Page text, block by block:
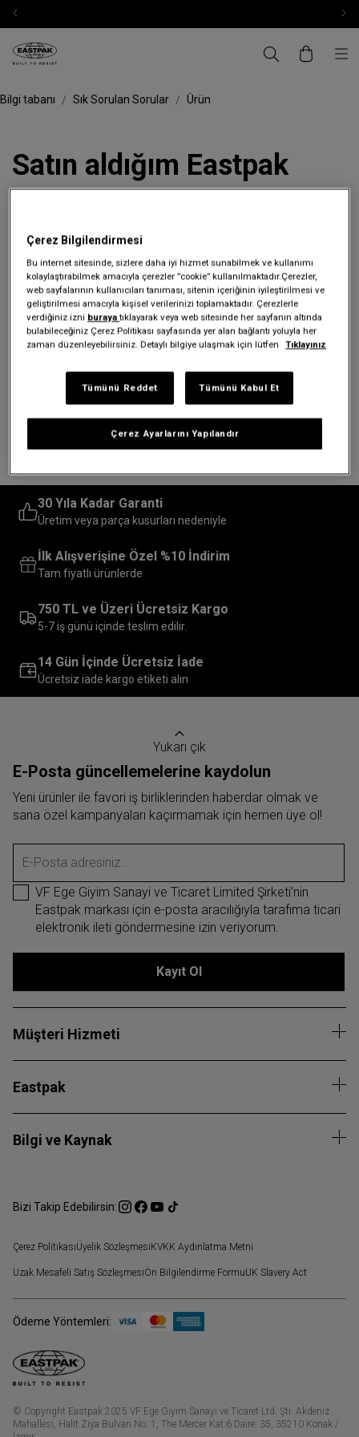
Bilgi tabanı Sık Sorulan Sorular Ürün
Satın aldığım Eastpak
olduğunu nasıl
anlayabilirim?
Eastpak ürünlerinin orijinalliğini garanti altına almak için
alışverişlerinizi yalnızca markanın resmî web sitesi
Eastpak’in Türkiye’deki yetkili satış platformudur
garantiile birlikte, markanın sunduğuorijinal müşteri
hizmetlerikapsamında satılmaktadır.
Garanti sayfasına ulaşmak ve garanti detaylarını görüntülemek
30 Yıla Kadar Garanti
Üretim veya parça kusurları nedeniyle
İlk Alışverişine Özel %10 İndirim
Tam fiyatlı ürünlerde
750 TL ve Üzeri Ücretsiz Kargo
5-7 iş günü içinde teslim edilir.
14 Gün İçinde Ücretsiz İade
Ücretsiz iade kargo etiketi alın
Yukarı çık
E-Posta güncellemelerine kaydolun
Yeni ürünler ile favori iş birliklerinden haberdar olmak ve
sana özel kampanyaları kaçırmamak için hemen üye ol!
E-Posta adresiniz...
VF Ege Giyim Sanayi ve Ticaret Limited Şirketi’nin
Eastpak markası için e-posta aracılığıyla tarafıma ticari
elektronik ileti göndermesine izin veriyorum.
Kayıt Ol
Müşteri Hizmeti
Eastpak
Bilgi ve Kaynak
Bizi Takip Edebilirsin:
Çerez PolitikasıÜyelik SözleşmesiKVKK Aydınlatma Metni
Uzak Mesafeli Satış SözleşmesiÖn Bilgilendirme FormuUK Slavery Act
Ödeme Yöntemleri:
© Copyright Eastpak 2025 VF Ege Giyim Sanayi ve Ticaret Ltd. Şti. Akdeniz
Mahallesi, Halit Ziya Bulvarı No: 1, The Mercer Kat:6 Daire: 35, 35210 Konak /
Çerez Bilgilendirmesi
Bu internet sitesinde, sizlere daha iyi hizmet sunabilmek ve kullanımı
kolaylaştırabilmek amacıyla çerezler ”cookie” kullanılmaktadır.Çerezler,
web sayfalarının kullanıcıları tanıması, sitenin içeriğinin iyileştirilmesi ve
geliştirilmesi amacıyla kişisel verilerinizi toplamaktadır. Çerezlerle
verdiğiniz izni burayatıklayarak veya web sitesinde her sayfanın altında
bulabileceğiniz Çerez Politikası sayfasında yer alan bağlantı yoluyla her
zaman düzenleyebilirsiniz. Detaylı bilgiye ulaşmak için lütfen
Tıklayınız
Çerez Ayarlarını Yapılandır
Tümünü Reddet Tümünü Kabul Et